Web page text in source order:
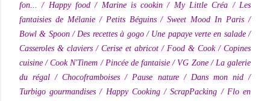
fon... / Happy food/ Marine is cookin / My Little Créa /Les
fantaisies de Mélanie/ Petits Béguins/Sweet Mood In Paris /
Bowl & Spoon/Des recettes à gogo/ Une papaye verte en salade/
Casseroles & claviers / Cerise et abricot / Food & Cook/ Copines
cuisine /Cook N'Tinem / Pincée de fantaisie / VG Zone/ La galerie
du régal /Chocoframboises /Pause nature/ Dans mon nid/
Turbigo gourmandises / Happy Cooking/ScrapPacking / Flo en